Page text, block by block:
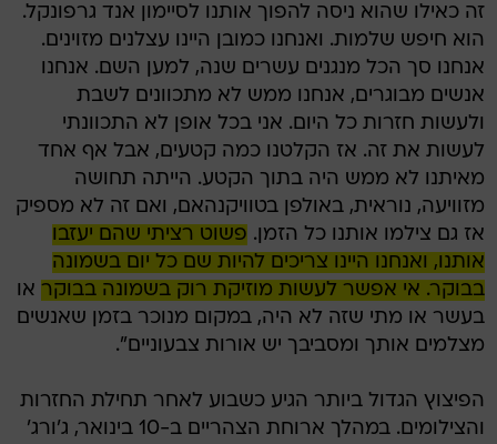
זה כאילו שהוא ניסה להפוך אותנו לסיימון אנד גרפונקל.
הוא חיפש שלמות. ואנחנו כמובן היינו עצלנים מזוינים.
אנחנו סך הכל מנגנים עשרים שנה, למען השם. אנחנו
אנשים מבוגרים, אנחנו ממש לא מתכוונים לשבת
ולעשות חזרות כל היום. אני בכל אופן לא התכוונתי
לעשות את זה. אז הקלטנו כמה קטעים, אבל אף אחד
מאיתנו לא ממש היה בתוך הקטע. הייתה תחושה
מזוויעה, נוראית, באולפן בטוויקנהאם, ואם זה לא מספיק
אז גם צילמו אותנו כל הזמן. פשוט רציתי שהם יעזבו
אותנו, ואנחנו היינו צריכים להיות שם כל יום בשמונה
בבוקר. אי אפשר לעשות מוזיקת רוק בשמונה בבוקר או
בעשר או מתי שזה לא היה, במקום מנוכר בזמן שאנשים
מצלמים אותך ומסביבך יש אורות צבעוניים".
הפיצוץ הגדול ביותר הגיע כשבוע לאחר תחילת החזרות
והצילומים. במהלך ארוחת הצהריים ב-10 בינואר, ג'ורג'